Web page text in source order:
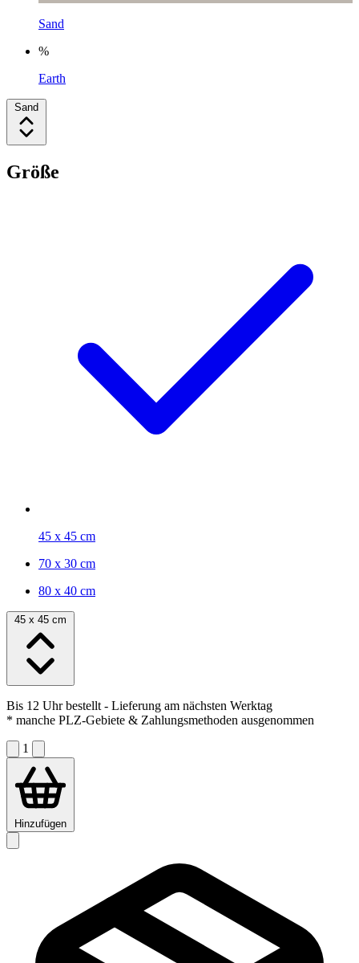
Sand
%
Earth
Sand
Größe
45 x 45 cm
70 x 30 cm
80 x 40 cm
45 x 45 cm
Bis 12 Uhr bestellt- Lieferung am nächsten Werktag
* manche PLZ-Gebiete & Zahlungsmethoden ausgenommen
1
Hinzufügen